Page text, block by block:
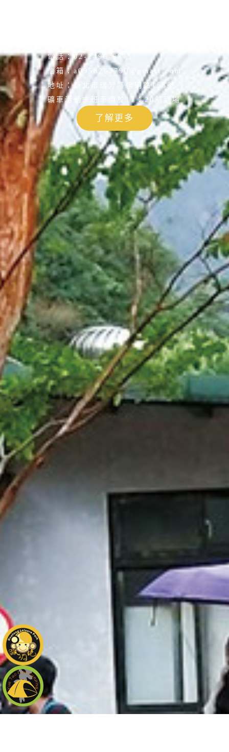
電話： 02-2496-6575
信箱：a0958262790@gmail.com
地址：新北市瑞芳區侯硐路158號
礦車活動末班車須於17：20前到場
了解更多